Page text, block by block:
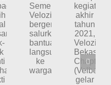
Peduli
Semeru,
Velozity
bergerak
salurkan
bantuan
Tutup
kegiatan
akhir
tahun
2021,
Velozity
Bekasi